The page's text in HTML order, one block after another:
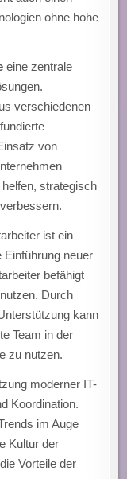
ohne hohe
eine zentrale
verschiedenen
von
strategisch
ist ein
neuer
befähigt
Durch
kann
Team in der
zu nutzen.
moderner IT-
Koordination.
im Auge
Kultur der
Vorteile der